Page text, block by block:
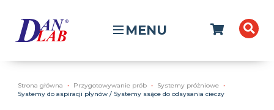
MENU
Strona główna Przygotowywanie prób
Systemy próżniowe
Systemy do aspiracji płynów / Systemy ssące do odsysania cieczy